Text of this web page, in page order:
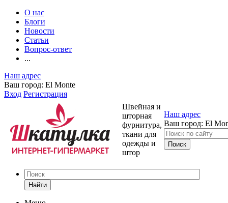
О нас
Блоги
Новости
Статьи
Вопрос-ответ
...
Наш адрес
Ваш город: El Monte
Вход Регистрация
Швейная и
шторная
фурнитура,
ткани для
одежды и
штор
Наш адрес
Ваш город: El
Найти